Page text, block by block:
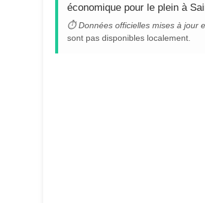
économique pour le plein à
⏱ Données officielles mises à jour
sont pas disponibles localement.